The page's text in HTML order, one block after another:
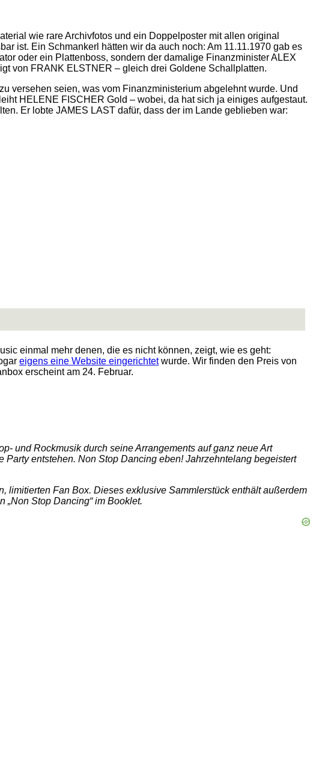
wie rare Archivfotos und ein Doppelposter mit allen original
ist. Ein Schmankerl hätten wir da auch noch: Am 11.11.1970 gab es
oder ein Plattenboss, sondern der damalige Finanzminister ALEX
von FRANK ELSTNER – gleich drei Goldene Schallplatten.
versehen seien, was vom Finanzministerium abgelehnt wurde. Und
HELENE FISCHER Gold – wobei, da hat sich ja einiges aufgestaut.
Er lobte JAMES LAST dafür, dass der im Lande geblieben war:
einmal mehr denen, die es nicht können, zeigt, wie es geht:
eigens eine Website eingerichtetwurde. Wir finden den Preis von
erscheint am 24. Februar.
und Rockmusik durch seine Arrangements auf ganz neue Art
entstehen. Non Stop Dancing eben! Jahrzehntelang begeistert
limitierten Fan Box. Dieses exklusive Sammlerstück enthält außerdem
Stop Dancing“ im Booklet.